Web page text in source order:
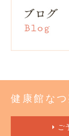
健康館な
ご